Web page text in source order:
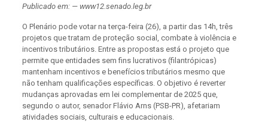
Publicado em: — www12.senado.leg.br
O Plenário pode votar na terça-feira (26), a partir das 14h, três
projetos que tratam de proteção social, combate à violência e
incentivos tributários. Entre as propostas está o projeto que
permite que entidades sem fins lucrativos (filantrópicas)
mantenham incentivos e benefícios tributários mesmo que
não tenham qualificações específicas. O objetivo é reverter
mudanças aprovadas em lei complementar de 2025 que,
segundo o autor, senador Flávio Arns (PSB-PR), afetariam
atividades sociais, culturais e educacionais.